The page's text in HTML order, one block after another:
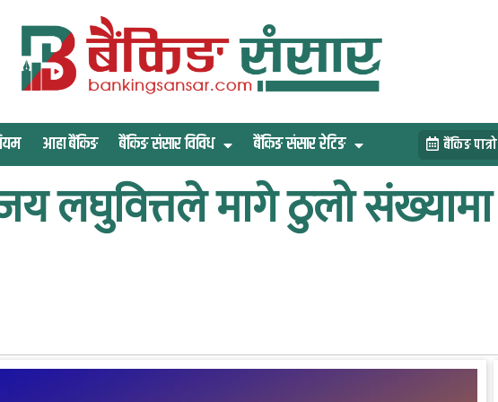
आहा बैंकिङ बैंकिङ संसार विविध बैंकिङ संसार रेटिङ बैंकिङ पात्रो
लघुवित्तले मागे ठुलो संख्यामा